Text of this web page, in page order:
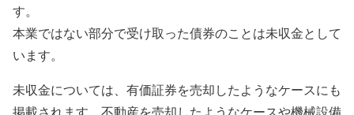
す。
本業ではない部分で受け取った債券のことは未収金として
います。
未収金については、有価証券を売却したようなケースにも